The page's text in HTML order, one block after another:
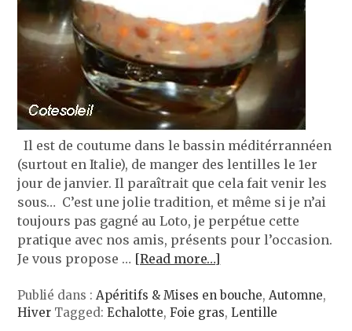
Il est de coutume dans le bassin méditérrannéen
(surtout en Italie), de manger des lentilles le 1er
jour de janvier. Il paraîtrait que cela fait venir les
sous… C’est une jolie tradition, et même si je n’ai
toujours pas gagné au Loto, je perpétue cette
pratique avec nos amis, présents pour l’occasion.
Je vous propose … [Read more…]
Publié dans :Apéritifs & Mises en bouche,Automne,
Hiver Tagged:Echalotte,Foie gras,Lentille